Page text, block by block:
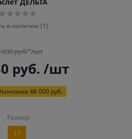
в наличии (1)
030руб. /шт
руб. /шт
48 000 руб.
Размер
17